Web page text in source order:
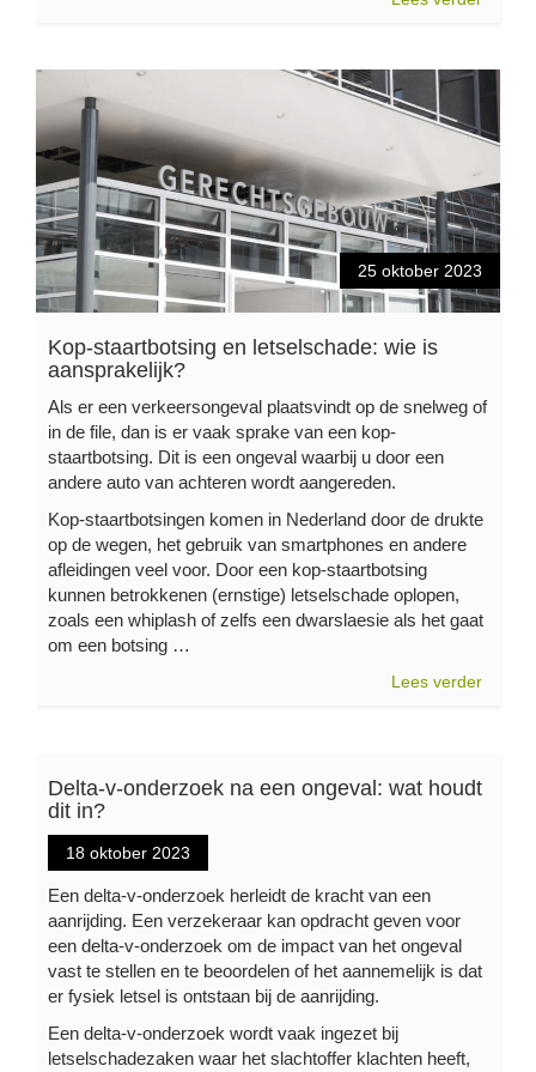
25 oktober 2023
Kop-staartbotsing en letselschade: wie is
aansprakelijk?
Als er een verkeersongeval plaatsvindt op de snelweg of
in de file, dan is er vaak sprake van een kop-
staartbotsing. Dit is een ongeval waarbij u door een
andere auto van achteren wordt aangereden.
Kop-staartbotsingen komen in Nederland door de drukte
op de wegen, het gebruik van smartphones en andere
afleidingen veel voor. Door een kop-staartbotsing
kunnen betrokkenen (ernstige) letselschade oplopen,
zoals een whiplash of zelfs een dwarslaesie als het gaat
om een botsing …
Lees verder
Delta-v-onderzoek na een ongeval: wat houdt
dit in?
18 oktober 2023
Een delta-v-onderzoek herleidt de kracht van een
aanrijding. Een verzekeraar kan opdracht geven voor
een delta-v-onderzoek om de impact van het ongeval
vast te stellen en te beoordelen of het aannemelijk is dat
er fysiek letsel is ontstaan bij de aanrijding.
Een delta-v-onderzoek wordt vaak ingezet bij
letselschadezaken waar het slachtoffer klachten heeft,